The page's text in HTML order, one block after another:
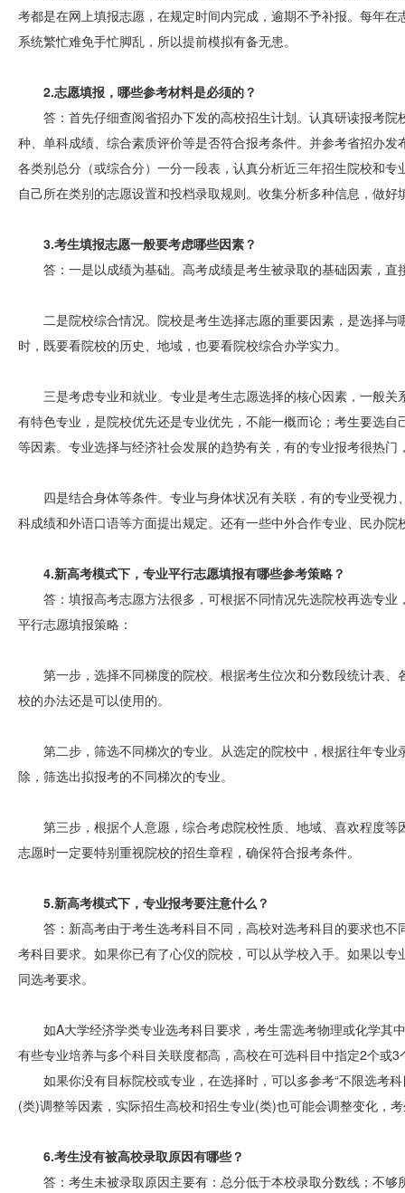
考都是在网上填报志愿，在规定时间内完成，逾期不予补报。每年
系统繁忙难免手忙脚乱，所以提前模拟有备无患。
2.志愿填报，哪些参考材料是必须的？
答：首先仔细查阅省招办下发的高校招生计划。认真研读报考
种、单科成绩、综合素质评价等是否符合报考条件。并参考省招办
各类别总分（或综合分）一分一段表，认真分析近三年招生院校和
自己所在类别的志愿设置和投档录取规则。收集分析多种信息，做好
3.考生填报志愿一般要考虑哪些因素？
答：一是以成绩为基础。高考成绩是考生被录取的基础因素，
二是院校综合情况。院校是考生选择志愿的重要因素，是选择
时，既要看院校的历史、地域，也要看院校综合办学实力。
三是考虑专业和就业。专业是考生志愿选择的核心因素，一般
有特色专业，是院校优先还是专业优先，不能一概而论；考生要选
等因素。专业选择与经济社会发展的趋势有关，有的专业报考很热
四是结合身体等条件。专业与身体状况有关联，有的专业受视
科成绩和外语口语等方面提出规定。还有一些中外合作专业、民办
4.新高考模式下，专业平行志愿填报有哪些参考策略？
答：填报高考志愿方法很多，可根据不同情况先选院校再选专
平行志愿填报策略：
第一步，选择不同梯度的院校。根据考生位次和分数段统计表
校的办法还是可以使用的。
第二步，筛选不同梯次的专业。从选定的院校中，根据往年专
除，筛选出拟报考的不同梯次的专业。
第三步，根据个人意愿，综合考虑院校性质、地域、喜欢程度
志愿时一定要特别重视院校的招生章程，确保符合报考条件。
5.新高考模式下，专业报考要注意什么？
答：新高考由于考生选考科目不同，高校对选考科目的要求也
考科目要求。如果你已有了心仪的院校，可以从学校入手。如果以
同选考要求。
如A大学经济学类专业选考科目要求，考生需选考物理或化学其
有些专业培养与多个科目关联度都高，高校在可选科目中指定2个或
如果你没有目标院校或专业，在选择时，可以多参考“不限选考
(类)调整等因素，实际招生高校和招生专业(类)也可能会调整变化，
6.考生没有被高校录取原因有哪些？
答：考生未被录取原因主要有：总分低于本校录取分数线；不